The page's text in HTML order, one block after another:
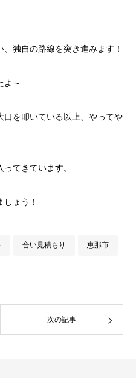
独自の路線を突き進みます！
よ～
を叩いている以上、やってや
てきています。
ょう！
合い見積もり 恵那市
次の記事